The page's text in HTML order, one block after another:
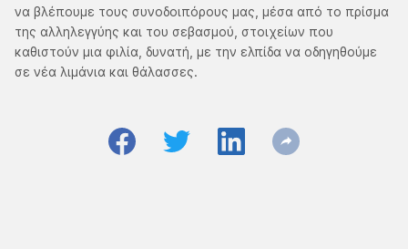
να βλέπουμε τους συνοδοιπόρους μας, μέσα από το πρίσμα
της αλληλεγγύης και του σεβασμού, στοιχείων που
καθιστούν μια φιλία, δυνατή, με την ελπίδα να οδηγηθούμε
σε νέα λιμάνια και θάλασσες.